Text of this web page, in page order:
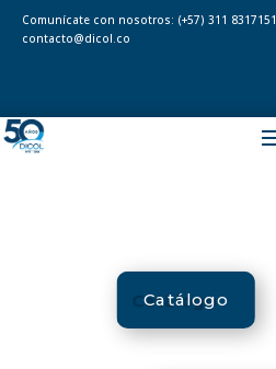
Comunícate con nosotros: (+57) 311 8317151
contacto@dicol.co
Catálogo